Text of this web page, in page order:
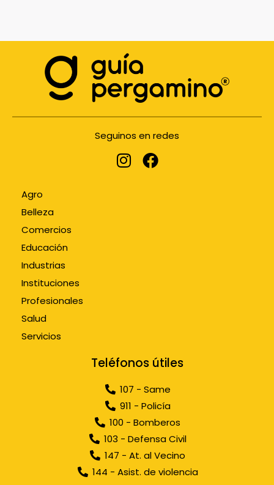
Seguinos en redes
Agro
Belleza
Comercios
Educación
Industrias
Instituciones
Profesionales
Salud
Servicios
Teléfonos útiles
107 - Same
911 - Policía
100 - Bomberos
103 - Defensa Civil
147 - At. al Vecino
144 - Asist. de violencia